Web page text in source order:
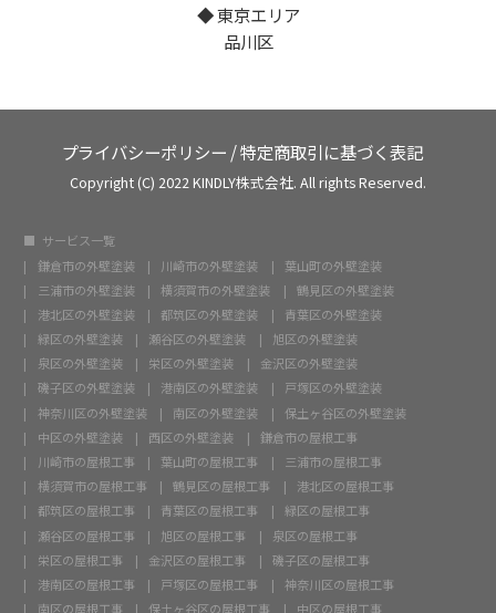
◆ 東京エリア
品川区
プライバシーポリシー /特定商取引に基づく表記
Copyright (C) 2022 KINDLY株式会社. All rights Reserved.
サービス一覧
鎌倉市の外壁塗装
川崎市の外壁塗装
葉山町の外壁塗装
三浦市の外壁塗装
横須賀市の外壁塗装
鶴見区の外壁塗装
港北区の外壁塗装
都筑区の外壁塗装
青葉区の外壁塗装
緑区の外壁塗装
瀬谷区の外壁塗装
旭区の外壁塗装
泉区の外壁塗装
栄区の外壁塗装
金沢区の外壁塗装
磯子区の外壁塗装
港南区の外壁塗装
戸塚区の外壁塗装
神奈川区の外壁塗装
南区の外壁塗装
保土ヶ谷区の外壁塗装
中区の外壁塗装
西区の外壁塗装
鎌倉市の屋根工事
川崎市の屋根工事
葉山町の屋根工事
三浦市の屋根工事
横須賀市の屋根工事
鶴見区の屋根工事
港北区の屋根工事
都筑区の屋根工事
青葉区の屋根工事
緑区の屋根工事
瀬谷区の屋根工事
旭区の屋根工事
泉区の屋根工事
栄区の屋根工事
金沢区の屋根工事
磯子区の屋根工事
港南区の屋根工事
戸塚区の屋根工事
神奈川区の屋根工事
南区の屋根工事
保土ヶ谷区の屋根工事 中区の屋根工事